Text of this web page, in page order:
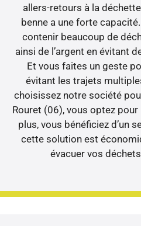
allers-retours à la
benne a une forte
contenir beaucoup de
ainsi de l’argent en évitant
Et vous faites un geste
évitant les trajets
choisissez notre société
Rouret (06), vous optez
plus, vous bénéficiez d’un
cette solution est
évacuer vos